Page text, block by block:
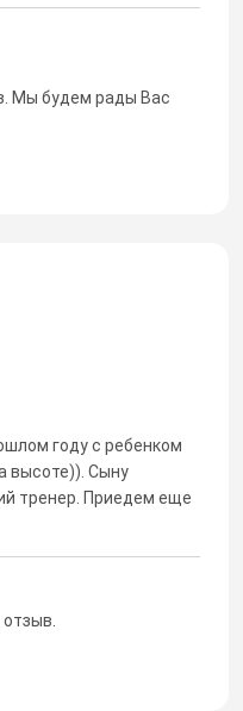
Мы будем рады Вас
году с ребенком
высоте)). Сыну
тренер. Приедем еще